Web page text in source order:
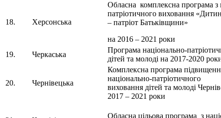
18. Херсонська
Обласна комплексна програма з
патріотичного виховання
– патріот Батьківщини»
на 2016 – 2021 роки
19.
Черкаська
Програма національно-
дітей та молоді на 2017-2020
20. Чернівецька
Комплексна програма
національно-патріотичного
виховання дітей та молоді
2017 – 2021 роки
Обласна цільова програма з